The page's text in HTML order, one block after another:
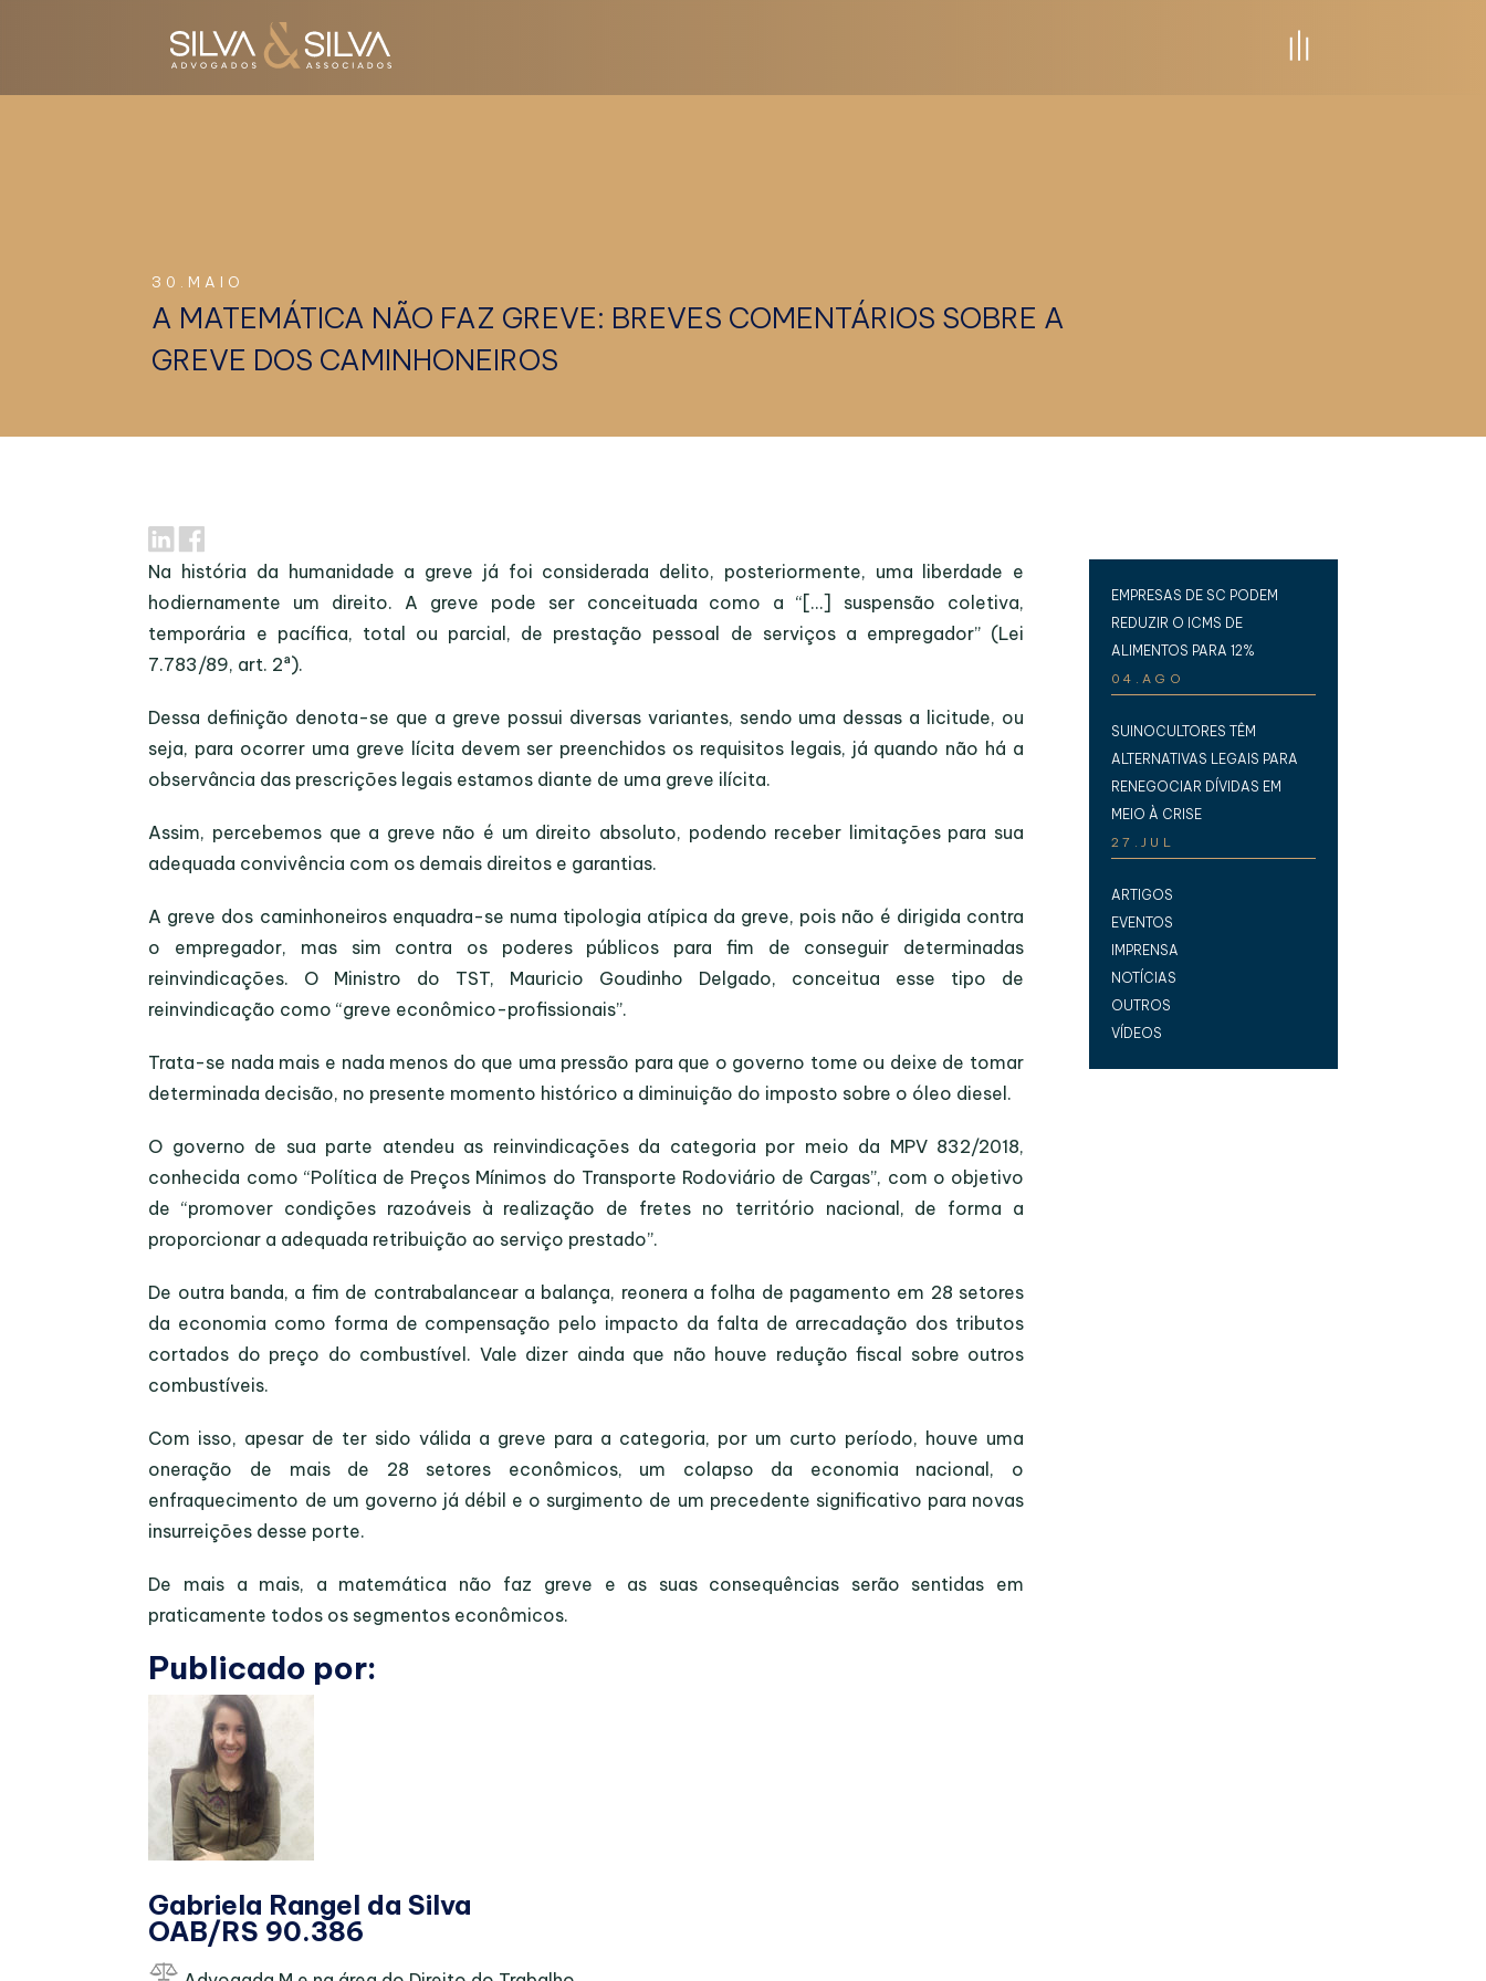
30.MAIO
A MATEMÁTICA NÃO FAZ GREVE: BREVES COMENTÁRIOS SOBRE A
GREVE DOS CAMINHONEIROS
Na história da humanidade a greve já foi considerada delito, posteriormente, uma liberdade e
hodiernamente um direito. A greve pode ser conceituada como a “[…] suspensão coletiva,
temporária e pacífica, total ou parcial, de prestação pessoal de serviços a empregador” (Lei
7.783/89, art. 2ª).
Dessa definição denota-se que a greve possui diversas variantes, sendo uma dessas a licitude, ou
seja, para ocorrer uma greve lícita devem ser preenchidos os requisitos legais, já quando não há a
observância das prescrições legais estamos diante de uma greve ilícita.
Assim, percebemos que a greve não é um direito absoluto, podendo receber limitações para sua
adequada convivência com os demais direitos e garantias.
A greve dos caminhoneiros enquadra-se numa tipologia atípica da greve, pois não é dirigida contra
o empregador, mas sim contra os poderes públicos para fim de conseguir determinadas
reinvindicações. O Ministro do TST, Mauricio Goudinho Delgado, conceitua esse tipo de
reinvindicação como “greve econômico-profissionais”.
Trata-se nada mais e nada menos do que uma pressão para que o governo tome ou deixe de tomar
determinada decisão, no presente momento histórico a diminuição do imposto sobre o óleo diesel.
O governo de sua parte atendeu as reinvindicações da categoria por meio da MPV 832/2018,
conhecida como “Política de Preços Mínimos do Transporte Rodoviário de Cargas”, com o objetivo
de “promover condições razoáveis à realização de fretes no território nacional, de forma a
proporcionar a adequada retribuição ao serviço prestado”.
De outra banda, a fim de contrabalancear a balança, reonera a folha de pagamento em 28 setores
da economia como forma de compensação pelo impacto da falta de arrecadação dos tributos
cortados do preço do combustível. Vale dizer ainda que não houve redução fiscal sobre outros
combustíveis.
Com isso, apesar de ter sido válida a greve para a categoria, por um curto período, houve uma
oneração de mais de 28 setores econômicos, um colapso da economia nacional, o
enfraquecimento de um governo já débil e o surgimento de um precedente significativo para novas
insurreições desse porte.
De mais a mais, a matemática não faz greve e as suas consequências serão sentidas em
praticamente todos os segmentos econômicos.
Publicado por:
Gabriela Rangel da Silva
OAB/RS 90.386
EMPRESAS DE SC PODEM
REDUZIR O ICMS DE
ALIMENTOS PARA 12%
04.AGO
SUINOCULTORES TÊM
ALTERNATIVAS LEGAIS PARA
RENEGOCIAR DÍVIDAS EM
MEIO À CRISE
27.JUL
ARTIGOS
EVENTOS
IMPRENSA
NOTÍCIAS
OUTROS
VÍDEOS